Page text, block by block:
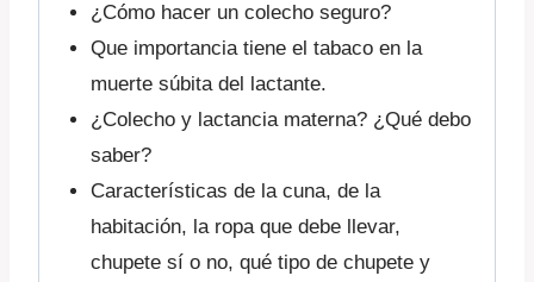
¿Cómo hacer un colecho seguro?
Que importancia tiene el tabaco en la
muerte súbita del lactante.
¿Colecho y lactancia materna? ¿Qué debo
saber?
Características de la cuna, de la
habitación, la ropa que debe llevar,
chupete sí o no, qué tipo de chupete y